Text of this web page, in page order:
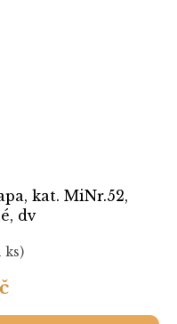
kat. MiNr.52,
dv
ks)